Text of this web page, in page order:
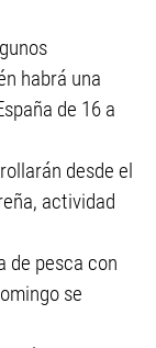
habrá una
de 16 a
desde el
actividad
de pesca con
se